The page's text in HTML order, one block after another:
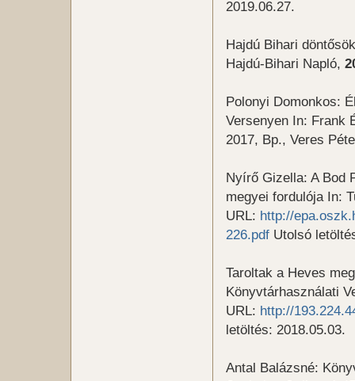
2019.06.27.
Hajdú Bihari
Hajdú-Bihari Napló,
Polonyi Domonkos:
Versenyen In: Frank
2017, Bp., Veres
Nyírő Gizella: A Bod
megyei fordulója In:
URL: http://
226.pdf Utolsó
Taroltak a Heves
Könyvtárhasználati
URL: http://
letöltés: 2018.05.03.
Antal Balázsné: